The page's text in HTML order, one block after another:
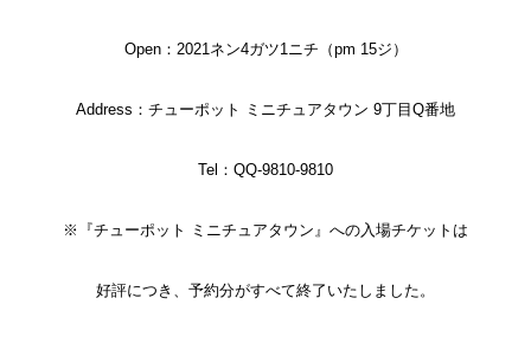
Open：2021ネン4ガツ1ニチ（pm 15ジ）
Address：チューポット ミニチュアタウン 9丁目Q番地
Tel：QQ-9810-9810
※『チューポット ミニチュアタウン』への入場チケットは
好評につき、予約分がすべて終了いたしました。